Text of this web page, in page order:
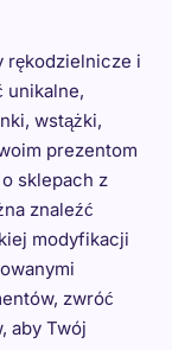
rękodzielnicze i
unikalne,
wstążki,
prezentom
sklepach z
znaleźć
modyfikacji
zwróć
aby Twój